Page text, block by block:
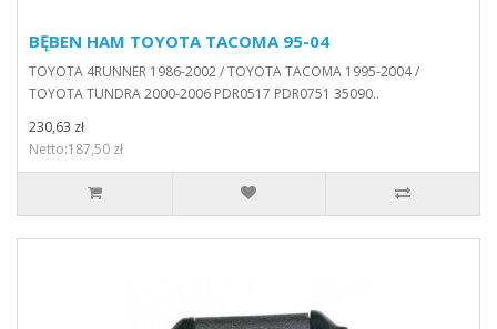
BĘBEN HAM TOYOTA TACOMA 95-04
TOYOTA 4RUNNER 1986-2002 / TOYOTA TACOMA 1995-2004 /
TOYOTA TUNDRA 2000-2006 PDR0517 PDR0751 35090..
230,63 zł
Netto:187,50 zł